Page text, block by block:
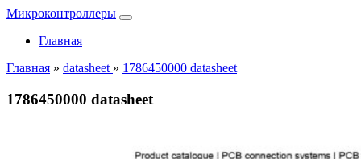
Микроконтроллеры
Главная
Главная » datasheet » 1786450000 datasheet
1786450000 datasheet